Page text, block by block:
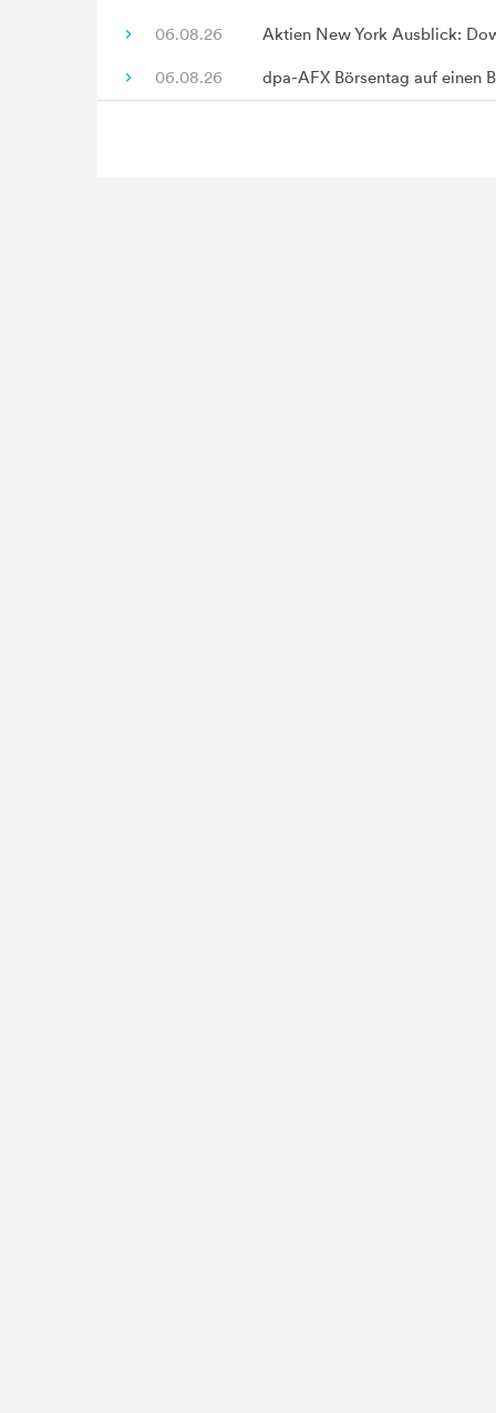
06.08.26 Aktien New York Ausblick:
06.08.26 dpa-AFX Börsentag auf einen